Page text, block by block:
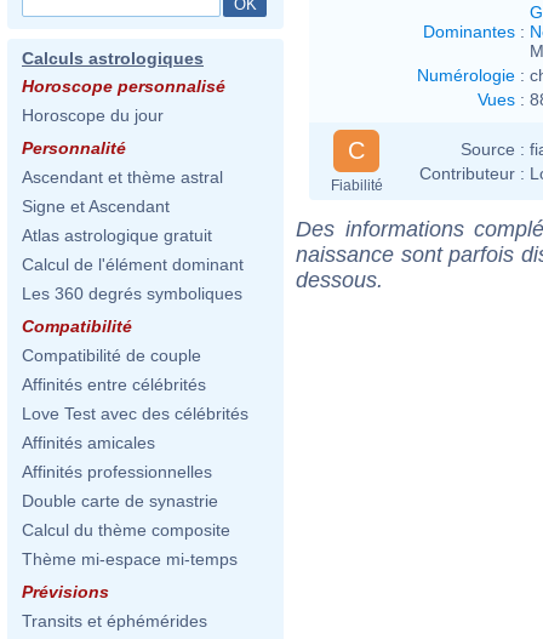
Calculs astrologiques
Horoscope personnalisé
Horoscope du jour
Personnalité
Ascendant et thème astral
Signe et Ascendant
Atlas astrologique gratuit
Calcul de l'élément dominant
Les 360 degrés symboliques
Compatibilité
Compatibilité de couple
Affinités entre célébrités
Love Test avec des célébrités
Affinités amicales
Affinités professionnelles
Double carte de synastrie
Calcul du thème composite
Thème mi-espace mi-temps
Prévisions
Transits et éphémérides
Dominantes :
Numérologie :
Vues :
C
Fiabilité
Source :
Contributeur :
Des informations
naissance sont parfois
dessous.